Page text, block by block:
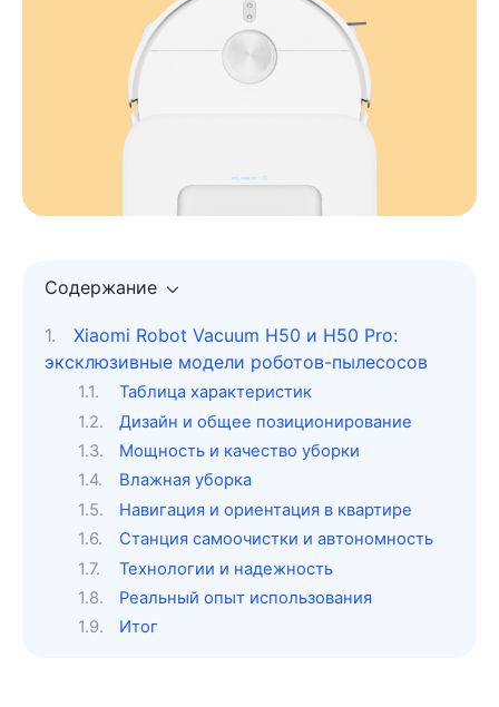
Содержание
Xiaomi Robot Vacuum H50 и H50 Pro:
эксклюзивные модели роботов-пылесосов
Таблица характеристик
Дизайн и общее позиционирование
Мощность и качество уборки
Влажная уборка
Навигация и ориентация в квартире
Станция самоочистки и автономность
Технологии и надежность
Реальный опыт использования
Итог